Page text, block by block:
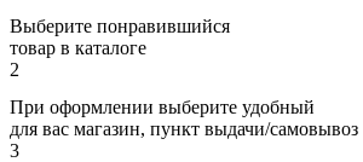
Выберите понравившийся
товар в каталоге
2
При оформлении выберите удобный
для вас магазин, пункт выдачи/самовывоз
3